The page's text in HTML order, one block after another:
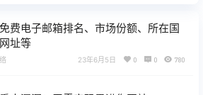
费电子邮箱排名、市场份额、所在国
址等
23年6月5日 0 0 780